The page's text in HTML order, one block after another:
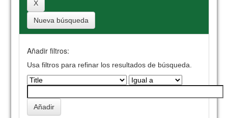
Nueva búsqueda
Añadir filtros:
Usa filtros para refinar los resultados de búsqueda.